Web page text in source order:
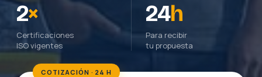
2×
Certificaciones
ISO vigentes
24h
Para recibir
tu propuesta
COTIZACIÓN · 24 H